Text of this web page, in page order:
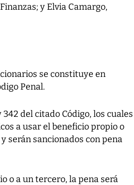
y Elvia Camargo,
se constituye en
Penal.
del citado Código, los cuales
a usar el beneficio propio o
serán sancionados con pena
o a un tercero, la pena será